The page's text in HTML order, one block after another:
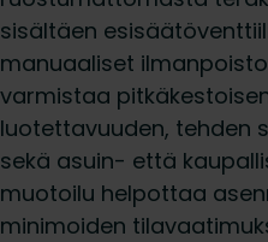
sisältäen
manuaaliset
varmistaa
luotettavuuden, tehden
sekä asuin- että
muotoilu helpottaa
minimoiden